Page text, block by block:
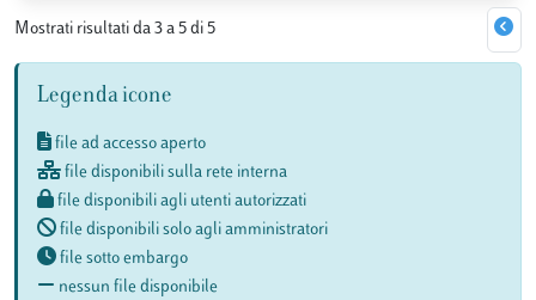
Mostrati risultati da 3 a 5 di 5
Legenda icone
file ad accesso aperto
file disponibili sulla rete interna
file disponibili agli utenti autorizzati
file disponibili solo agli amministratori
file sotto embargo
nessun file disponibile